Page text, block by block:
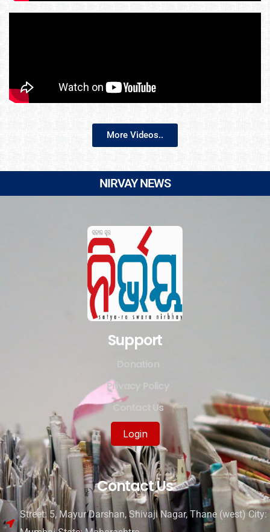
More Videos..
NIRVAY NEWS
Support
Privacy Policy
Contact Us
Login
Contact Us
Street: 5, Mayur Darshan, Shivaji Nagar, Thane (west) City: